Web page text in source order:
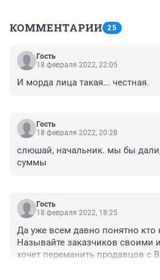
КОММЕНТАРИИ 25
Гость
18 февраля 2022, 22:05
И морда лица такая... честная.
Гость
18 февраля 2022, 20:28
слюшай, начальник. мы бы дали,
суммы
Гость
18 февраля 2022, 18:25
Да уже всем давно понятно кто
Называйте заказчиков
хочет переманить продавцов с